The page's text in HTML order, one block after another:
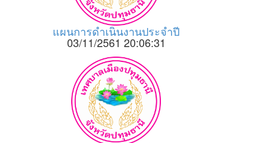
แผนการดำเนินงานประจำปี
03/11/2561 20:06:31